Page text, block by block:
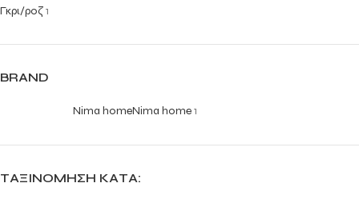
Γκρι/ροζ1
BRAND
Nima homeNima home1
ΤΑΞΙΝΌΜΗΣΗ ΚΑΤΆ: